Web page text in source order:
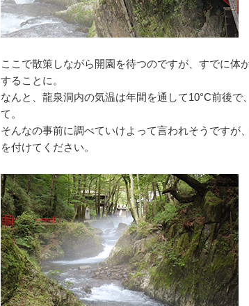
ここで散策しながら開園を待つのですが、すでに体
することに。
なんと、龍泉洞内の気温は年間を通して10°C前後
て。
そんなの事前に調べていけよって言われそうですが
を付けてください。